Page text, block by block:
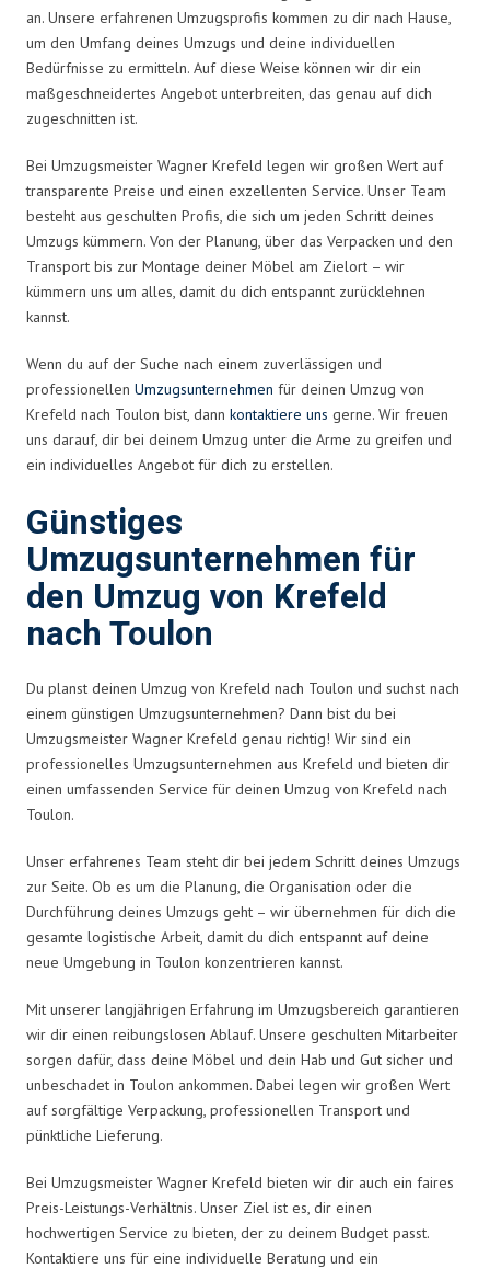
an. Unsere erfahrenen Umzugsprofis kommen zu dir nach Hause,
um den Umfang deines Umzugs und deine individuellen
Bedürfnisse zu ermitteln. Auf diese Weise können wir dir ein
maßgeschneidertes Angebot unterbreiten, das genau auf dich
zugeschnitten ist.
Bei Umzugsmeister Wagner Krefeld legen wir großen Wert auf
transparente Preise und einen exzellenten Service. Unser Team
besteht aus geschulten Profis, die sich um jeden Schritt deines
Umzugs kümmern. Von der Planung, über das Verpacken und den
Transport bis zur Montage deiner Möbel am Zielort – wir
kümmern uns um alles, damit du dich entspannt zurücklehnen
kannst.
Wenn du auf der Suche nach einem zuverlässigen und
professionellen Umzugsunternehmen für deinen Umzug von
Krefeld nach Toulon bist, dann kontaktiere uns gerne. Wir freuen
uns darauf, dir bei deinem Umzug unter die Arme zu greifen und
ein individuelles Angebot für dich zu erstellen.
Günstiges
Umzugsunternehmen für
den Umzug von Krefeld
nach Toulon
Du planst deinen Umzug von Krefeld nach Toulon und suchst nach
einem günstigen Umzugsunternehmen? Dann bist du bei
Umzugsmeister Wagner Krefeld genau richtig! Wir sind ein
professionelles Umzugsunternehmen aus Krefeld und bieten dir
einen umfassenden Service für deinen Umzug von Krefeld nach
Toulon.
Unser erfahrenes Team steht dir bei jedem Schritt deines Umzugs
zur Seite. Ob es um die Planung, die Organisation oder die
Durchführung deines Umzugs geht – wir übernehmen für dich die
gesamte logistische Arbeit, damit du dich entspannt auf deine
neue Umgebung in Toulon konzentrieren kannst.
Mit unserer langjährigen Erfahrung im Umzugsbereich garantieren
wir dir einen reibungslosen Ablauf. Unsere geschulten Mitarbeiter
sorgen dafür, dass deine Möbel und dein Hab und Gut sicher und
unbeschadet in Toulon ankommen. Dabei legen wir großen Wert
auf sorgfältige Verpackung, professionellen Transport und
pünktliche Lieferung.
Bei Umzugsmeister Wagner Krefeld bieten wir dir auch ein faires
Preis-Leistungs-Verhältnis. Unser Ziel ist es, dir einen
hochwertigen Service zu bieten, der zu deinem Budget passt.
Kontaktiere uns für eine individuelle Beratung und ein